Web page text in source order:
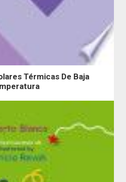
Térmicas De Baja